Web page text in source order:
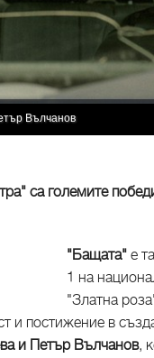
Вълчанов
са големите
"Бащата" е
1 на
"Златна
и постижение в
и Петър Вълчанов,